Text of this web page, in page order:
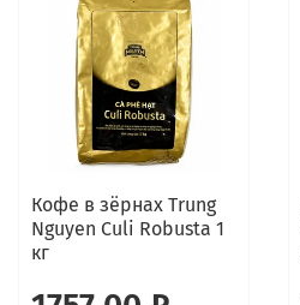
Кофе в зёрнах Trung
Nguyen Culi Robusta 1
кг